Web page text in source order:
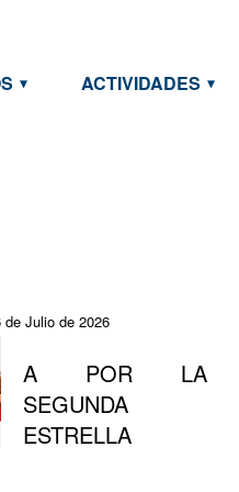
ACTIVIDADES
Julio de 2026
A POR LA
SEGUNDA
ESTRELLA